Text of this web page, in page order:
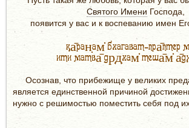
Святого Имени Господа,
появится у вас и к воспеванию имен
ка̄ран̣ам̇ бхагават-
ити матва̄ др̣д̣хам̇ теша̄м̇
Осознав, что прибежище у великих
является единственной причиной
нужно с решимостью поместить себя под их